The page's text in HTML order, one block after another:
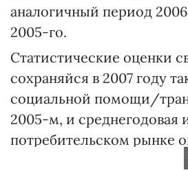
аналогичный период
2005-го.
Статистические оценки
сохраняйся в 2007 году
социальной помощи/
2005-м, и среднегодовая
потребительском рынке
пункта на два выше — не
Более же привычный